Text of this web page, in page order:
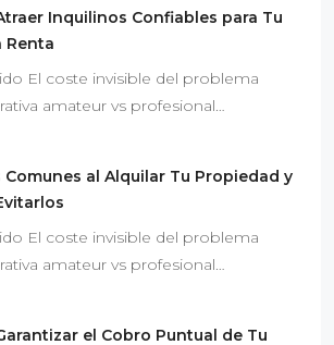
Inquilinos Confiables para Tu
Renta
El coste invisible del problema
amateur vs profesional…
Comunes al Alquilar Tu Propiedad y
El coste invisible del problema
amateur vs profesional…
el Cobro Puntual de Tu